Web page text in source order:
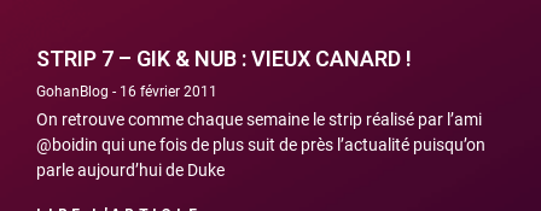
STRIP 7 – GIK & NUB : VIEUX CANARD !
GohanBlog 16 février 2011
On retrouve comme chaque semaine le strip réalisé par l’ami
@boidin qui une fois de plus suit de près l’actualité puisqu’on
parle aujourd’hui de Duke